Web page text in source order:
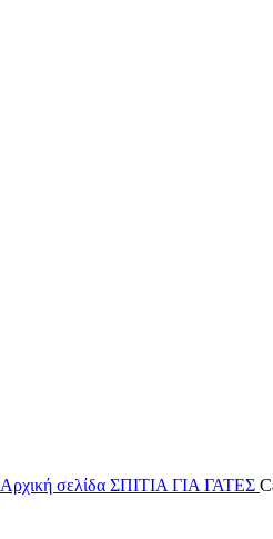
Αρχική σελίδα ΣΠΙΤΙΑ ΓΙΑ ΓΑΤΕΣ